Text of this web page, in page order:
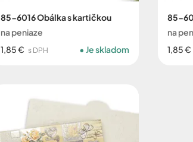
85-6016 Obálka s kartičkou
na peniaze
1,85 € s DPH Je skladom
85-
na
1,85 €